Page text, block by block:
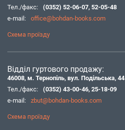
Тел./факс:
(0352) 52-06-07, 52-05-48
e-mail:
office@bohdan-books.com
Схема проїзду
Відділ гуртового продажу:
46008, м. Тернопіль, вул. Подільська, 44
Тел./факс:
(0352) 43-00-46, 25-18-09
e-mail:
zbut@bohdan-books.com
Схема проїзду